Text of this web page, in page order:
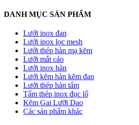
DANH MỤC SẢN PHẨM
Lưới inox đan
Lưới inox lọc mesh
Lưới thép hàn mạ kẽm
Lưới mắt cáo
Lưới inox hàn
Lưới kẽm hàn kẽm đan
Lưới thép hàn tấm
Tấm thép inox đục lổ
Kẽm Gai Lưỡi Dao
Các sản phẩm khác